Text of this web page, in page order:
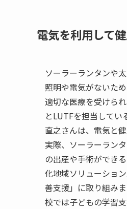
電気を利用して
ソーラーランタンや
照明や電気がないた
適切な医療を受けら
とLUTFを担当して
直之さんは、電気と
実際、ソーラーラン
の出産や手術ができ
化地域ソリューショ
善支援」に取り組み
校では子どもの学習